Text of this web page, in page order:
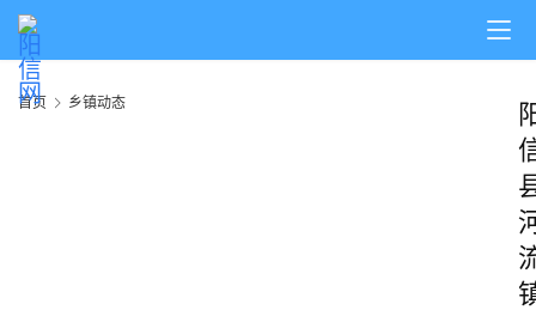
首页 乡镇动态